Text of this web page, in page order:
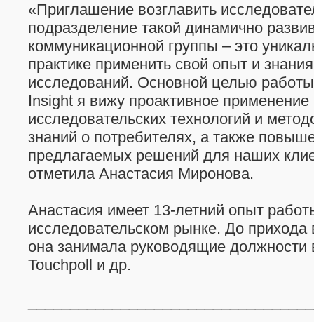
«Приглашение возглавить
подразделение такой динамично
коммуникационной группы – это
практике применить свой опыт и
исследований. Основной целью
Insight я вижу проактивное
исследовательских технологий и
знаний о потребителях, а также
предлагаемых решений для наших
отметила Анастасия Миронова.
Анастасия имеет 13-летний опыт
исследовательском рынке. До прихода
она занимала руководящие должности
Touchpoll и др.